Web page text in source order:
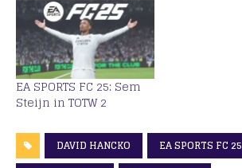
EA SPORTS FC 25: Sem
Steijn in TOTW 2
DAVID HANCKO
EA SPORTS FC 25